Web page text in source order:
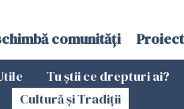
comunități
Tu știi ce drepturi ai?
Cultură și Tradiții